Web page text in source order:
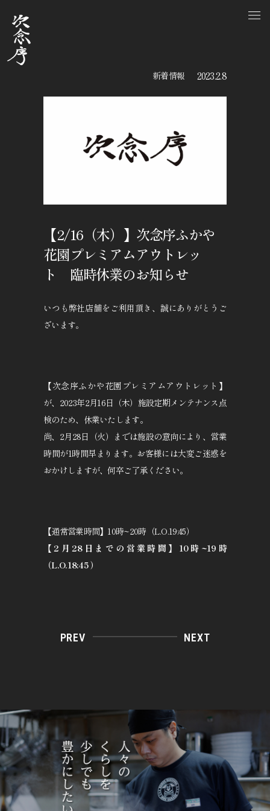
新着情報 2023.2.8
【2/16（木）】次念序ふかや
花園プレミアムアウトレッ
ト 臨時休業のお知らせ
いつも弊社店舗をご利用頂き、誠にありがとうご
ざいます。
【次念序ふかや花園プレミアムアウトレット】
が、2023年2月16日（木）施設定期メンテナンス点
検のため、休業いたします。
尚、2月28日（火）までは施設の意向により、営業
時間が1時間早まります。お客様には大変ご迷惑を
おかけしますが、何卒ご了承ください。
【通常営業時間】10時~20時（L.O.19:45）
【2月28日までの営業時間】10時~19時
（L.O.18:45 ）
PREV NEXT